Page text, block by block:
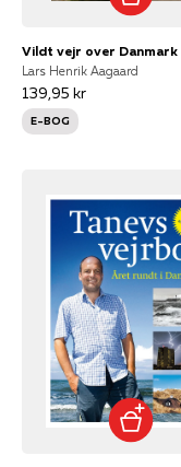
Vildt vejr over Danmark
Lars Henrik Aagaard
139,95 kr
E-BOG